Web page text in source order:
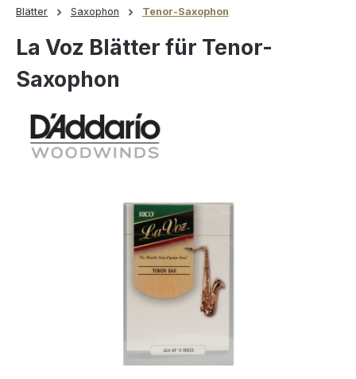
Blätter Saxophon Tenor-Saxophon
La Voz Blätter für Tenor-
Saxophon
Bildergalerie überspringen